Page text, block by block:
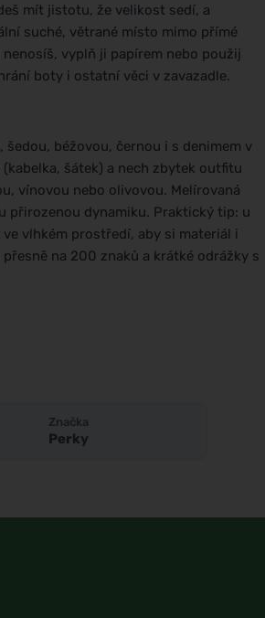
mít jistotu, že velikost sedí, a
suché, větrané místo mimo přímé
vyplň ji papírem nebo použij
boty i ostatní věci v zavazadle.
béžovou, černou i s denimem v
šátek) a nech zbytek outfitu
vínovou nebo olivovou. Melírovaná
přirozenou dynamiku. Praktický tip: u
vlhkém prostředí, aby si materiál i
na 200 znaků a krátké odrážky s
Značka
Perky